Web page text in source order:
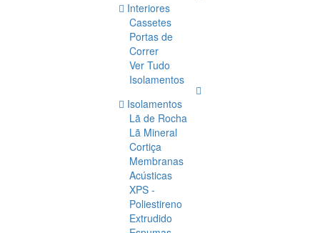
Interiores
Cassetes
Portas de
Correr
Ver Tudo
Isolamentos
Isolamentos
Lã de Rocha
Lã Mineral
Cortiça
Membranas
Acústicas
XPS -
Poliestireno
Extrudido